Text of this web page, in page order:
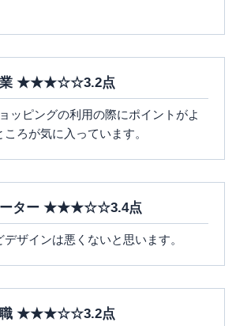
業 ★★★☆☆3.2点
ッピングの利用の際にポイントがよ
ろが気に入っています。
ーター ★★★☆☆3.4点
ザインは悪くないと思います。
職 ★★★☆☆3.2点